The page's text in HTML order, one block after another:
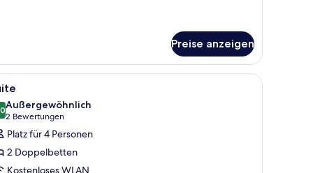
Preise anzeigen
einem Sessel, einem kleinen Tisch und einem Fernseher.
Ein geräumiges Wohnzimmer mit einem
8
von 10
Außergewöhnlich
2 Bewertungen
(2
Bewertungen)
Platz für 4 Personen
2 Doppelbetten
Kostenloses WLAN